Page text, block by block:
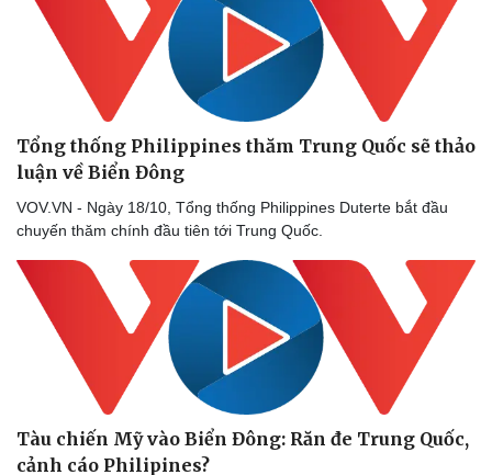
Kinh tế
Bất động sản
Khởi nghiệp
Thị trường
Giá vàng
Tiêu dùng
Chứng khoán
Tổng thống Philippines thăm Trung Quốc sẽ thảo
luận về Biển Đông
VOV.VN - Ngày 18/10, Tổng thống Philippines Duterte bắt đầu
chuyến thăm chính đầu tiên tới Trung Quốc.
Tàu chiến Mỹ vào Biển Đông: Răn đe Trung Quốc,
cảnh cáo Philipines?